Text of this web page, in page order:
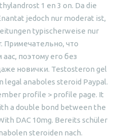
1 en 3 on. Da die
jedoch nur moderat ist,
typischerweise nur
Примечательно, что
поэтому его без
новички. Testosteron gel
anaboles steroid Paypal.
profile > profile page. It
a double bond between the
DAC 10mg. Bereits schüler
steroiden nach.